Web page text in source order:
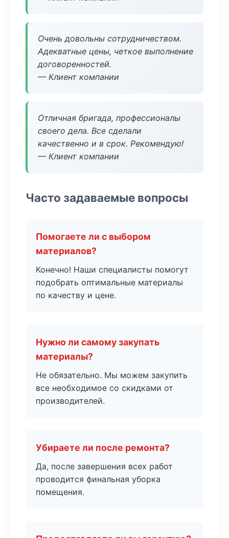
Очень довольны сотрудничеством.
Адекватные цены, четкое выполнение
договоренностей.
— Клиент компании
Отличная бригада, профессионалы
своего дела. Все сделали
качественно и в срок. Рекомендую!
— Клиент компании
Часто задаваемые вопросы
Помогаете ли с выбором
материалов?
Конечно! Наши специалисты помогут
подобрать оптимальные материалы
по качеству и цене.
Нужно ли самому закупать
материалы?
Не обязательно. Мы можем закупить
все необходимое со скидками от
производителей.
Убираете ли после ремонта?
Да, после завершения всех работ
проводится финальная уборка
помещения.